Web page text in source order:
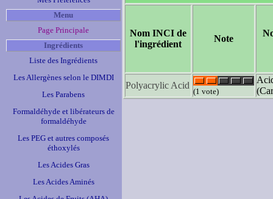
Menu
Page Principale
Ingrédients
Liste des Ingrédients
Les Allergènes selon le DIMDI
Les Parabens
Formaldéhyde et libérateurs de
formaldéhyde
Les PEG et autres composés
éthoxylés
Les Acides Gras
Les Acides Aminés
Nom INCI de
l'ingrédient
Note
Polyacrylic Acid
(1 vote)